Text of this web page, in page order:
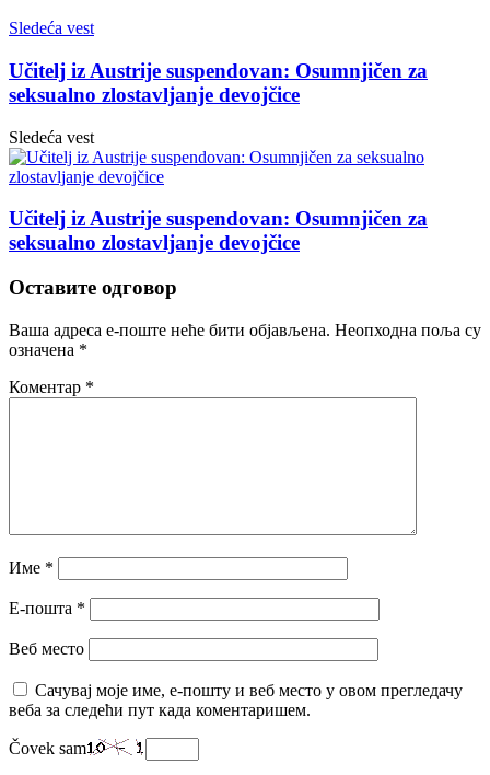
Sledeća vest
Učitelj iz Austrije suspendovan: Osumnjičen za
seksualno zlostavljanje devojčice
Sledeća vest
Učitelj iz Austrije suspendovan: Osumnjičen za
seksualno zlostavljanje devojčice
Оставите одговор
Ваша адреса е-поште неће бити објављена. Неопходна поља су
означена *
Коментар *
Име *
Е-пошта *
Веб место
Сачувај моје име, е-пошту и веб место у овом прегледачу
веба за следећи пут када коментаришем.
Čovek sam